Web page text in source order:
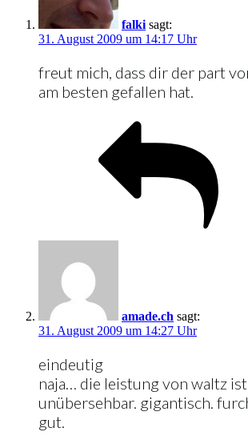
falki sagt:
31. August 2009 um 14:17 Uhr
freut mich, dass dir der part
am besten gefallen hat.
amade.ch sagt:
31. August 2009 um 14:27 Uhr
eindeutig
naja… die leistung von waltz
unübersehbar. gigantisch.
gut.